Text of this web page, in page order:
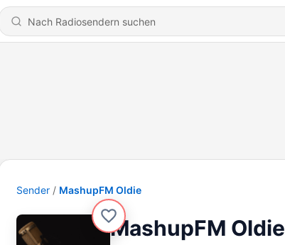
Sender MashupFM Oldie
MashupFM Oldie